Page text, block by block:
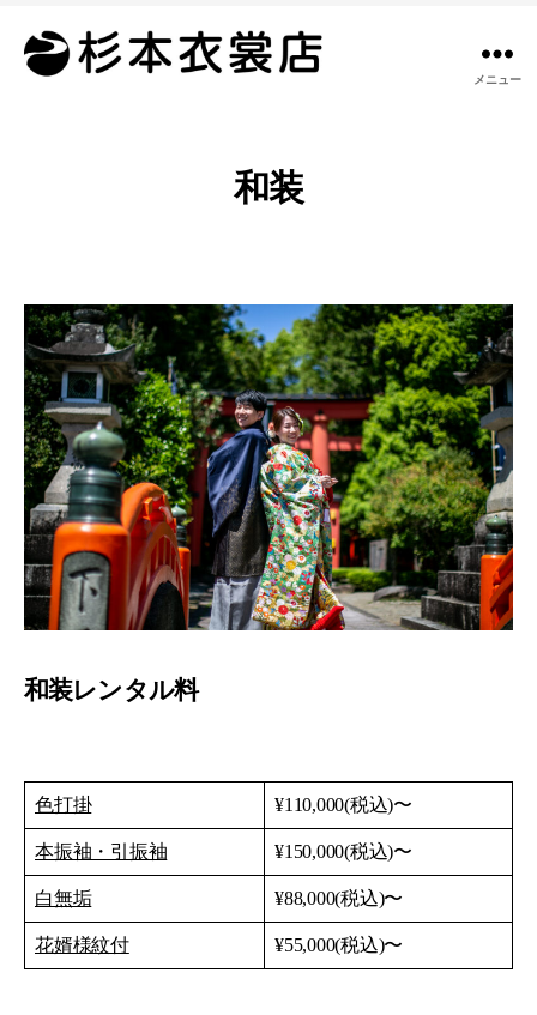
メニュー
和装
和装レンタル料
色打掛 ¥110,000(税込)〜
本振袖・引振袖 ¥150,000(税込)〜
白無垢 ¥88,000(税込)〜
花婿様紋付 ¥55,000(税込)〜